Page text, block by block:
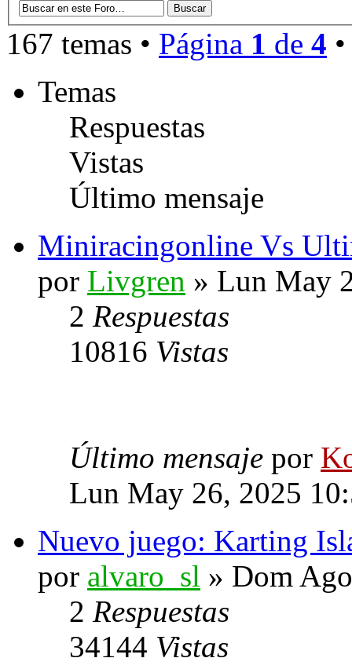
167 temas • Página 1 de 4
Temas
Respuestas
Vistas
Último mensaje
Miniracingonline Vs
por Livgren » Lun May
2 Respuestas
10816 Vistas
Último mensaje por
Lun May 26, 2025
Nuevo juego: Karting
por alvaro_sl » Dom
2 Respuestas
34144 Vistas